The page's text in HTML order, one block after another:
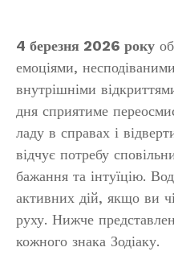
4 березня 2026 року
емоціями,
внутрішніми
дня сприятиме
ладу в справах і
відчує потребу
бажання та інтуїцію.
активних дій, якщо ви
руху. Нижче
кожного знака Зодіаку.